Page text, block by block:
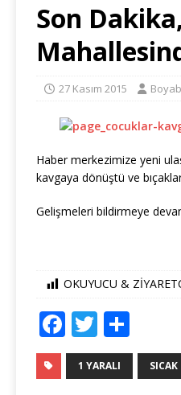
Son
27 Kasım 2015
Haber merkezimize yeni
kavgaya dönüştü ve
Gelişmeleri bildirmeye
OKUYUCU &
F
a
c
T
w
it
h
ar
1 YARALI